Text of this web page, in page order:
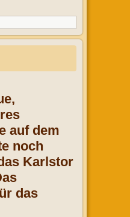
auf dem
noch
Karlstor
das